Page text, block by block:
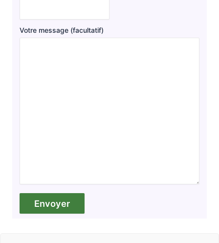
Votre message (facultatif)